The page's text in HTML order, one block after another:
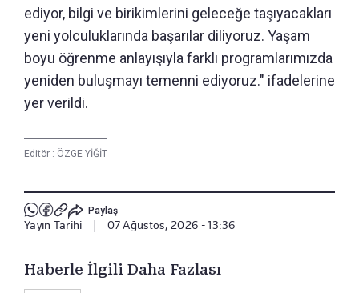
ediyor, bilgi ve birikimlerini geleceğe taşıyacakları
yeni yolculuklarında başarılar diliyoruz. Yaşam
boyu öğrenme anlayışıyla farklı programlarımızda
yeniden buluşmayı temenni ediyoruz." ifadelerine
yer verildi.
Editör : ÖZGE YİĞİT
Paylaş
Yayın Tarihi | 07 Ağustos, 2026 - 13:36
Haberle İlgili Daha Fazlası